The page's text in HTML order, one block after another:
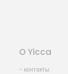
O Yicca
- контакты